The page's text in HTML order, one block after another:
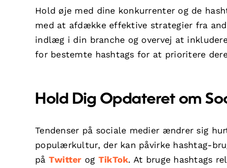
Hold øje med dine konkurrenter og de
med at afdække effektive strategier fra
indlæg i din branche og overvej at
for bestemte hashtags for at prioritere
Hold Dig Opdateret om
Tendenser på sociale medier ændrer sig
populærkultur, der kan påvirke hashtag-
på Twitter og TikTok. At bruge hashtags